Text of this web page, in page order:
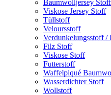
Baumwolljersey Stoff
Viskose Jersey Stoff
Tüllstoff
Veloursstoff
Verdunkelungsstoff /
Filz Stoff
Viskose Stoff
Futterstoff
Waffelpiqué
Wasserdichter Stoff
Wollstoff